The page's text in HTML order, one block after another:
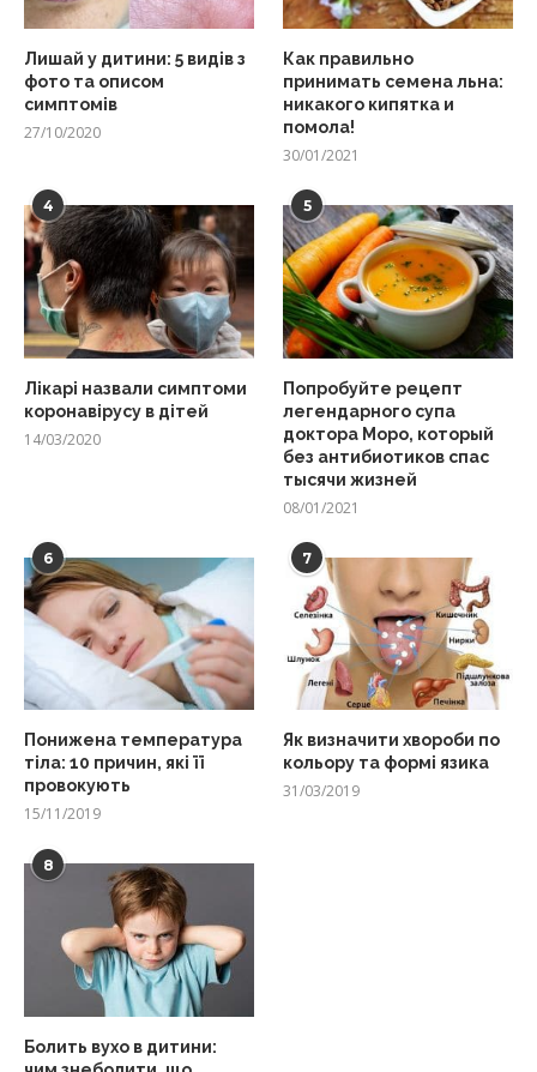
Лишай у дитини: 5 видів з
фото та описом
симптомів
27/10/2020
Как правильно
принимать семена льна:
никакого кипятка и
помола!
30/01/2021
4
Лікарі назвали симптоми
коронавірусу в дітей
14/03/2020
5
Попробуйте рецепт
легендарного супа
доктора Моро, который
без антибиотиков спас
тысячи жизней
08/01/2021
6
Понижена температура
тіла: 10 причин, які її
провокують
15/11/2019
7
Як визначити хвороби по
кольору та формі язика
31/03/2019
8
Болить вухо в дитини: